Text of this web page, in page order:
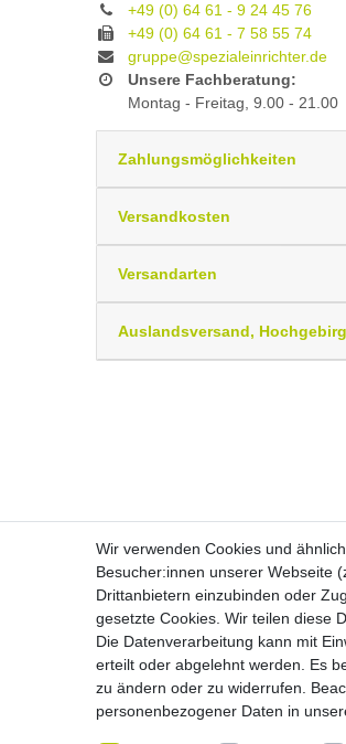
+49 (0) 64 61 - 9 24 45 76
+49 (0) 64 61 - 7 58 55 74
gruppe@spezialeinrichter.de
Unsere Fachberatung:
Montag - Freitag, 9.00 - 21.00
Zahlungsmöglichkeiten
Versandkosten
Versandarten
Auslandsversand,
Wir verwenden Cookies und
Besucher:innen unserer Webseite
Drittanbietern einzubinden oder
gesetzte Cookies. Wir teilen diese
Die Datenverarbeitung kann mit
erteilt oder abgelehnt werden. Es
zu ändern oder zu widerrufen.
personenbezogener Daten in